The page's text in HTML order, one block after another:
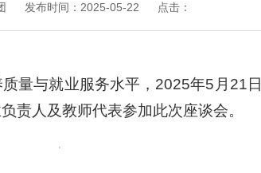
发布时间：2025-05-22 点击：
量与就业服务水平，2025年5月21
责人及教师代表参加此次座谈会。